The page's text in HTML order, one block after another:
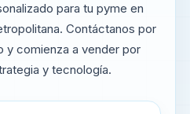
para tu pyme en
Contáctanos por
y comienza a vender por
y tecnología.